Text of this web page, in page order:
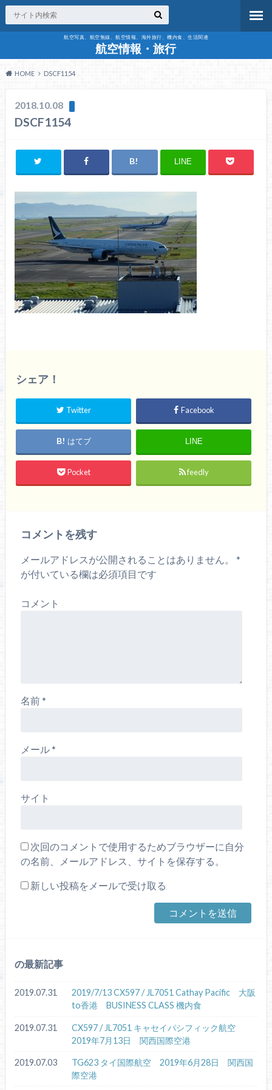
航空写真、航空無線、航空情報、海外旅行、機内食、生活関連
航空情報・旅行
HOME DSCF1154
2018.10.08
DSCF1154
LINE
シェア！
Twitter Facebook
はてブ LINE
Pocket feedly
コメントを残す
メールアドレスが公開されることはありません。
*
が付いている欄は必須項目です
コメント
名前*
メール*
サイト
次回のコメントで使用するためブラウザーに自分
の名前、メールアドレス、サイトを保存する。
新しい投稿をメールで受け取る
の最新記事
2019.07.31
2019/7/13 CX597 / JL7051 Cathay Pacific 大阪
to香港 BUSINESS CLASS 機内食
2019.07.31
CX597 / JL7051 キャセイパシフィック航空
2019年7月13日 関西国際空港
2019.07.03
TG623 タイ国際航空 2019年6月28日 関西国
際空港